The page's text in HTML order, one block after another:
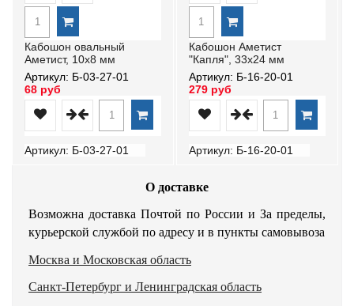
Кабошон овальный
Аметист, 10х8 мм
Артикул: Б-03-27-01
68 руб
Артикул: Б-03-27-01
Кабошон Аметист
"Капля", 33х24 мм
Артикул: Б-16-20-01
279 руб
Артикул: Б-16-20-01
О доставке
Возможна доставка Почтой по России и За пределы,
курьерской службой по адресу и в пункты самовывоза
Москва и Московская область
Санкт-Петербург и Ленинградская область